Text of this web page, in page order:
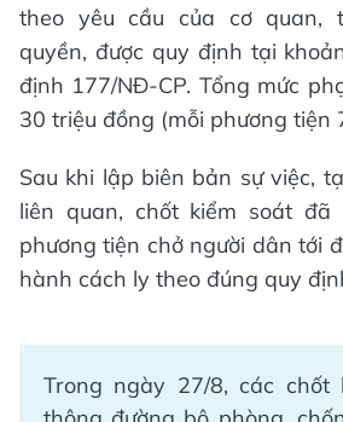
theo yêu cầu của cơ quan,
quyền, được quy định tại
định 177/NĐ-CP. Tổng mức
30 triệu đồng (mỗi phương tiện
Sau khi lập biên bản sự việc,
liên quan, chốt kiểm soát đã
phương tiện chở người dân tới
hành cách ly theo đúng quy
Trong ngày 27/8, các chốt